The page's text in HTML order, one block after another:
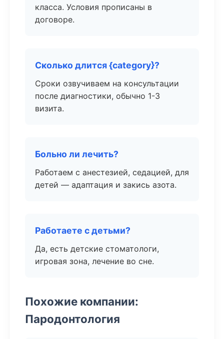
класса. Условия прописаны в
договоре.
Сколько длится {category}?
Сроки озвучиваем на консультации
после диагностики, обычно 1-3
визита.
Больно ли лечить?
Работаем с анестезией, седацией, для
детей — адаптация и закись азота.
Работаете с детьми?
Да, есть детские стоматологи,
игровая зона, лечение во сне.
Похожие компании:
Пародонтология